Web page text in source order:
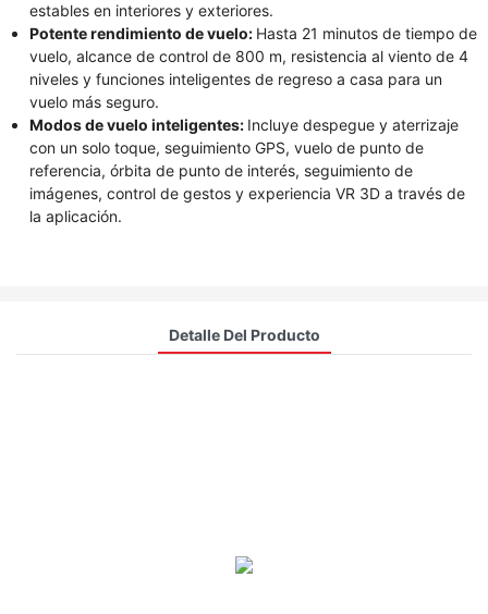
estables en interiores y exteriores.
Potente rendimiento de vuelo: Hasta 21 minutos de tiempo de
vuelo, alcance de control de 800 m, resistencia al viento de 4
niveles y funciones inteligentes de regreso a casa para un
vuelo más seguro.
Modos de vuelo inteligentes: Incluye despegue y aterrizaje
con un solo toque, seguimiento GPS, vuelo de punto de
referencia, órbita de punto de interés, seguimiento de
imágenes, control de gestos y experiencia VR 3D a través de
la aplicación.
Detalle Del Producto